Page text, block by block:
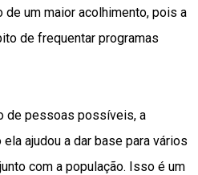
de um maior acolhimento, pois a
de frequentar programas
de pessoas possíveis, a
ajudou a dar base para vários
com a população. Isso é um